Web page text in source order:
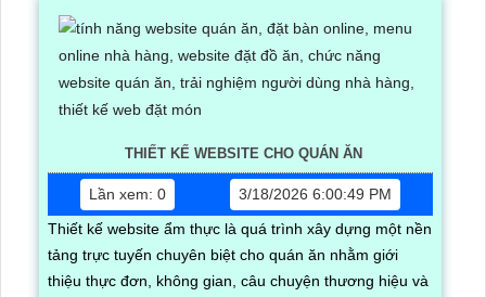
THIẾT KẾ WEBSITE CHO QUÁN ĂN
Lần xem: 0
3/18/2026 6:00:49 PM
Thiết kế website ẩm thực là quá trình xây dựng một nền
tảng trực tuyến chuyên biệt cho quán ăn nhằm giới
thiệu thực đơn, không gian, câu chuyện thương hiệu và